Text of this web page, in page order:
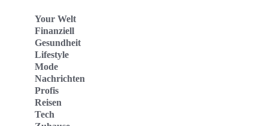
Your Welt
Finanziell
Gesundheit
Lifestyle
Mode
Nachrichten
Profis
Reisen
Tech